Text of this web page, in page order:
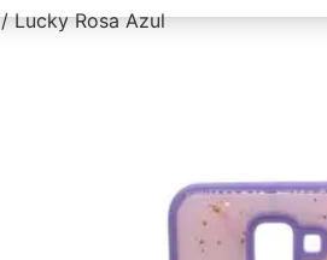
Lucky Rosa Azul